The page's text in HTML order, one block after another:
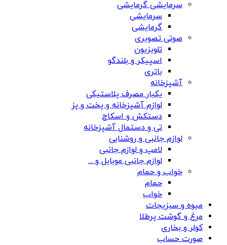
سرمایشی گرمایشی
سرمایشی
گرمایشی
صوتی تصویری
تلویزیون
اسپیکر و بلندگو
باتری
آشپزخانه
یکبار مصرف پلاستیکی
لوازم آشپزخانه و پخت و پز
دستکش و اسکاج
تی و دستمال آشپزخانه
لوازم جانبی و روشنایی
لامپ و لوازم جانبی
لوازم جانبی موبایل و ...
خواب و حمام
حمام
خواب
میوه و سبزیجات
مرغ و گوشت پرطلا
کولر و بخاری
صورت حساب